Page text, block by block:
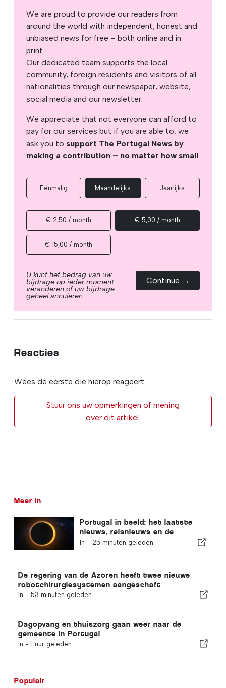
We are proud to provide our readers from
around the world with independent, honest and
unbiased news for free – both online and in
print.
Our dedicated team supports the local
community, foreign residents and visitors of all
nationalities through our newspaper, website,
social media and our newsletter.
We appreciate that not everyone can afford to
pay for our services but if you are able to, we
ask you to support The Portugal News by
making a contribution – no matter how small.
Eenmalig Maandelijks Jaarlijks
€ 2,50 / month € 5,00 / month
€ 15,00 / month
U kunt het bedrag van uw
bijdrage op ieder moment
veranderen of uw bijdrage
geheel annuleren.
Continue →
Reacties
Wees de eerste die hierop reageert
Stuur ons uw opmerkingen of mening
over dit artikel.
Meer in
Portugal in beeld: het laatste
nieuws, reisnieuws en de
belangrijkste verhalen die de
In - 25 minuten geleden
De regering van de Azoren heeft twee nieuwe
robotchirurgiesystemen aangeschaft
In - 53 minuten geleden
Dagopvang en thuiszorg gaan weer naar de
gemeente in Portugal
In - 1 uur geleden
Populair